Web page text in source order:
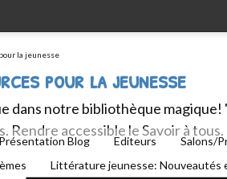
pour la jeunesse
dans notre bibliothèque
Rendre accessible le Savoir à
Présentation Blog Editeurs Salons/
Littérature jeunesse: Nouveautés